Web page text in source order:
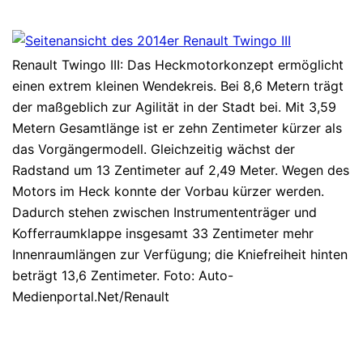
Renault Twingo III: Das Heckmotorkonzept ermöglicht
einen extrem kleinen Wendekreis. Bei 8,6 Metern trägt
der maßgeblich zur Agilität in der Stadt bei. Mit 3,59
Metern Gesamtlänge ist er zehn Zentimeter kürzer als
das Vorgängermodell. Gleichzeitig wächst der
Radstand um 13 Zentimeter auf 2,49 Meter. Wegen des
Motors im Heck konnte der Vorbau kürzer werden.
Dadurch stehen zwischen Instrumententräger und
Kofferraumklappe insgesamt 33 Zentimeter mehr
Innenraumlängen zur Verfügung; die Kniefreiheit hinten
beträgt 13,6 Zentimeter. Foto: Auto-
Medienportal.Net/Renault